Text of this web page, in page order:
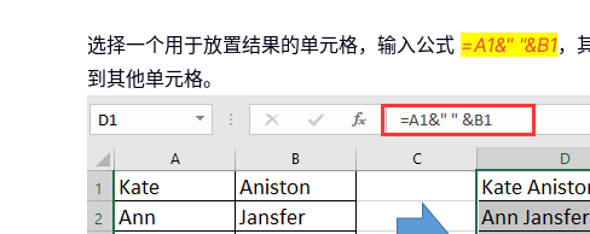
选择一个用于放置结果的单元格，输入公式 =A1&" "&B1，
到其他单元格。